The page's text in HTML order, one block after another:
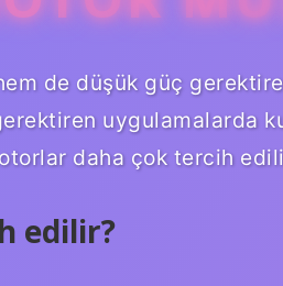
de düşük güç
uygulamalarda
daha çok tercih
edilir?